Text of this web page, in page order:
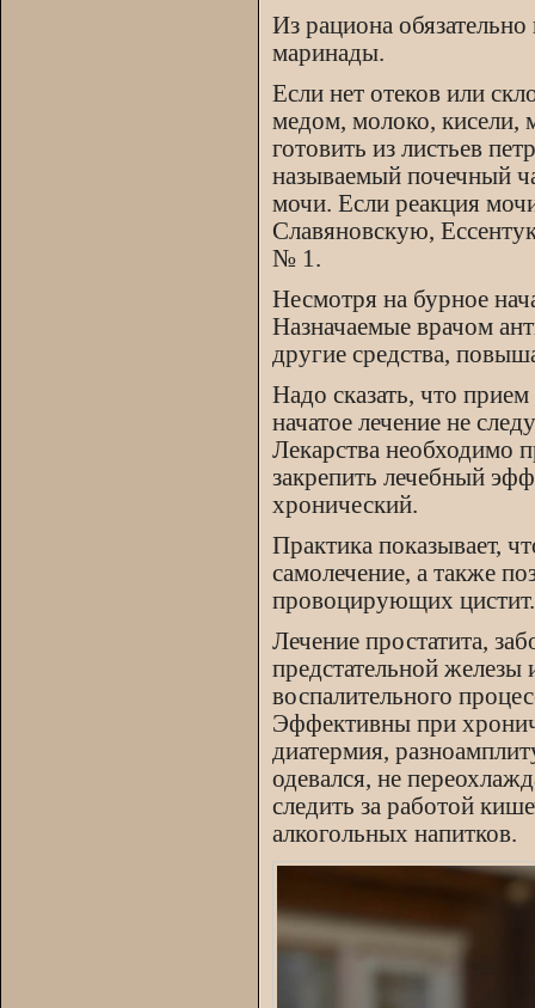
Из рациона
маринады.
Если нет отеков или
медом, молоко, кисели,
готовить из листьев
называемый почечный
мочи. Если реакция
Славяновскую,
№ 1.
Несмотря на бурное
Назначаемые врачом
другие средства,
Надо сказать, что
начатое лечение не
Лекарства необходимо
закрепить лечебный
хронический.
Практика показывает,
самолечение, а также
провоцирующих цистит.
Лечение простатита,
предстательной
воспалительного
Эффективны при
диатермия,
одевался, не
следить за работой
алкогольных напитков.